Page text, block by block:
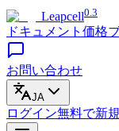
Leapcell0.3
ドキュメント 価格
お問い合わせ
JA
ログイン無料で新